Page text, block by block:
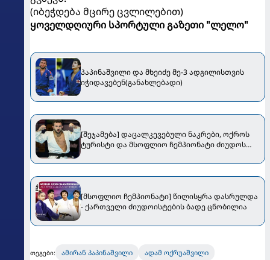
(იბეჭდება მცირე ცვლილებით)
ყოველდღიური სპორტული გაზეთი "ლელო"
პაპინაშვილი და მხეიძე მე-3 ადგილისთვის
იჭიდავებენ(განახლებადი)
[შეჯამება] დაცალკევებული ნაკრები, ოქროს
ტურისტი და მსოფლიო ჩემპიონატი ძიუდოს
[მსოფლიო ჩემპიონატი] წილისყრა დასრულდა
- ქართველი ძიუდოისტების ბადე ცნობილია
თეგები: ამირან პაპინაშვილი
ადამ ოქრუაშვილი